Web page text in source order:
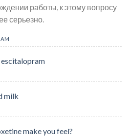
работы, к этому вопросу
серьезно.
milk
make you feel?